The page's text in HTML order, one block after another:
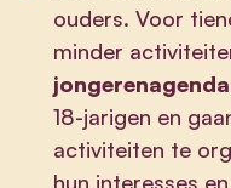
ouders. Voor
minder
jongerenagenda
18-jarigen en
activiteiten te
hun interesses